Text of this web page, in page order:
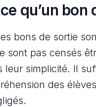
qu’un bon
bons de sortie
sont pas censés
leur simplicité. Il
des